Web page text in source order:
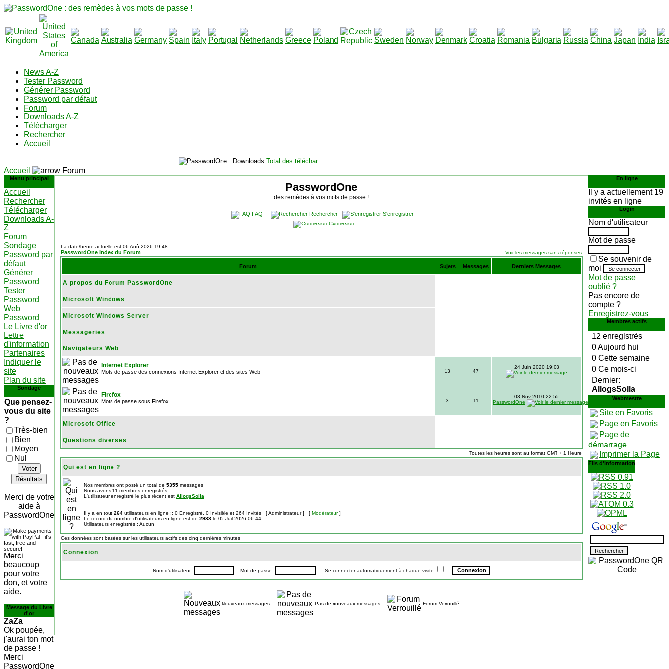
News A-Z
Tester Password
Générer Password
Password par défaut
Forum
Downloads A-Z
Télécharger
Rechercher
Accueil
Total des téléchargements
Accueil
Forum
Menu principal
Accueil
Rechercher
Télécharger
Downloads A-
Z
Forum
Sondage
Password par
défaut
Générer
Password
Tester
Password
Web
Password
Le Livre d'or
Lettre
d'information
Partenaires
Indiquer le
site
Plan du site
Sondage
Que pensez-
vous du site
?
Très-bien
Bien
Moyen
Nul
Voter
Résultats
Merci de votre
aide à
PasswordOne
Merci
beaucoup
pour votre
don, et votre
aide.
Message du Livre
d'or
ZaZa
Ok poupée,
j'aurai ton mot
de passe !
Merci
PasswordOne
PasswordOne
des remèdes à vos mots de passe !
FAQ Rechercher
S'enregistrer
Connexion
La date/heure actuelle est 06 Aoû 2026 19:48
PasswordOne Index du Forum Voir les messages sans réponses
Forum Sujets Messages Derniers Messages
A propos du Forum PasswordOne
Microsoft Windows
Microsoft Windows Server
Messageries
Navigateurs Web
Internet Explorer
Mots de passe des connexions Internet Explorer et des sites Web 13 47
24 Juin 2020 19:03
Firefox
Mots de passe sous Firefox 3 11
03 Nov 2010 22:55
PasswordOne
Microsoft Office
Questions diverses
Toutes les heures sont au format GMT + 1 Heure
Qui est en ligne ?
Nos membres ont posté un total de 5355 messages
Nous avons 11 membres enregistrés
L'utilisateur enregistré le plus récent est AllogsSolla
Il y a en tout 264 utilisateurs en ligne :: 0 Enregistré, 0 Invisible et 264 Invités [Administrateur] [ Modérateur]
Le record du nombre d'utilisateurs en ligne est de 2988 le 02 Juil 2026 06:44
Utilisateurs enregistrés : Aucun
Ces données sont basées sur les utilisateurs actifs des cinq dernières minutes
Connexion
Nom d'utilisateur: Mot de passe: Se connecter automatiquement à chaque visite
Nouveaux messages Pas de nouveaux messages Forum Verrouillé
En ligne
Il y a actuellement 19
invités en ligne
Login
Nom d'utilisateur
Mot de passe
Se souvenir de
moi
Mot de passe
oublié ?
Pas encore de
compte ?
Enregistrez-vous
Membres actifs
12 enregistrés
0 Aujourd hui
0 Cette semaine
0 Ce mois-ci
Dernier:
AllogsSolla
Webmestre
Site en Favoris
Page en Favoris
Page de
démarrage
Imprimer la Page
Fils d'information